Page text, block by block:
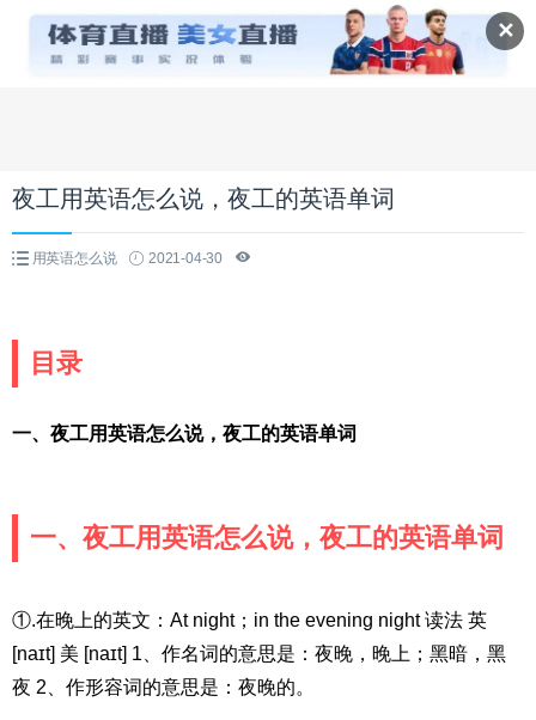
✕
夜工用英语怎么说，夜工的英语单词
用英语怎么说 2021-04-30
目录
一、夜工用英语怎么说，夜工的英语单词
一、夜工用英语怎么说，夜工的英语单词
①.在晚上的英文：At night；in the evening night 读法 英
[naɪt] 美 [naɪt] 1、作名词的意思是：夜晚，晚上；黑暗，黑
夜 2、作形容词的意思是：夜晚的。